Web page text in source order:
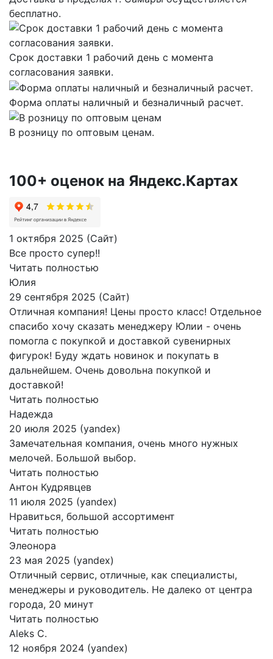
бесплатно.
Срок доставки 1 рабочий день с момента
согласования заявки.
Форма оплаты наличный и безналичный расчет.
В розницу по оптовым ценам.
100+ оценок на Яндекс.Картах
1 октября 2025 (Сайт)
Все просто супер!!
Читать полностью
Юлия
29 сентября 2025 (Сайт)
Отличная компания! Цены просто класс! Отдельное
спасибо хочу сказать менеджеру Юлии - очень
помогла с покупкой и доставкой сувенирных
фигурок! Буду ждать новинок и покупать в
дальнейшем. Очень довольна покупкой и
доставкой!
Читать полностью
Надежда
20 июля 2025 (yandex)
Замечательная компания, очень много нужных
мелочей. Большой выбор.
Читать полностью
Антон Кудрявцев
11 июля 2025 (yandex)
Нравиться, большой ассортимент
Читать полностью
Элеонора
23 мая 2025 (yandex)
Отличный сервис, отличные, как специалисты,
менеджеры и руководитель. Не далеко от центра
города, 20 минут
Читать полностью
Aleks C.
12 ноября 2024 (yandex)